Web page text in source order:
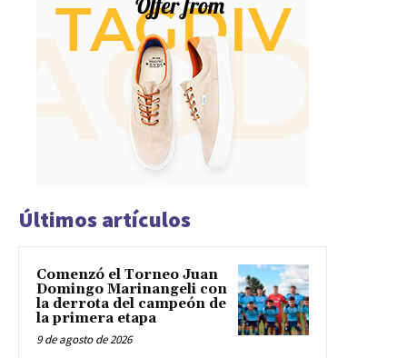
Últimos artículos
Comenzó el Torneo Juan
Domingo Marinangeli con
la derrota del campeón de
la primera etapa
9 de agosto de 2026